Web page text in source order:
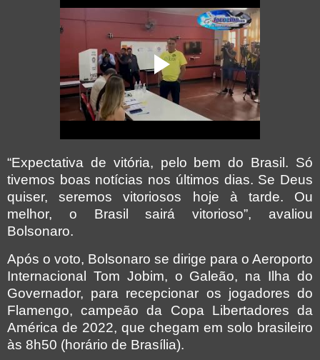
“Expectativa de vitória, pelo bem do Brasil. Só
tivemos boas notícias nos últimos dias. Se Deus
quiser, seremos vitoriosos hoje à tarde. Ou
melhor, o Brasil sairá vitorioso”, avaliou
Bolsonaro.
Após o voto, Bolsonaro se dirige para o Aeroporto
Internacional Tom Jobim, o Galeão, na Ilha do
Governador, para recepcionar os jogadores do
Flamengo, campeão da Copa Libertadores da
América de 2022, que chegam em solo brasileiro
às 8h50 (horário de Brasília).